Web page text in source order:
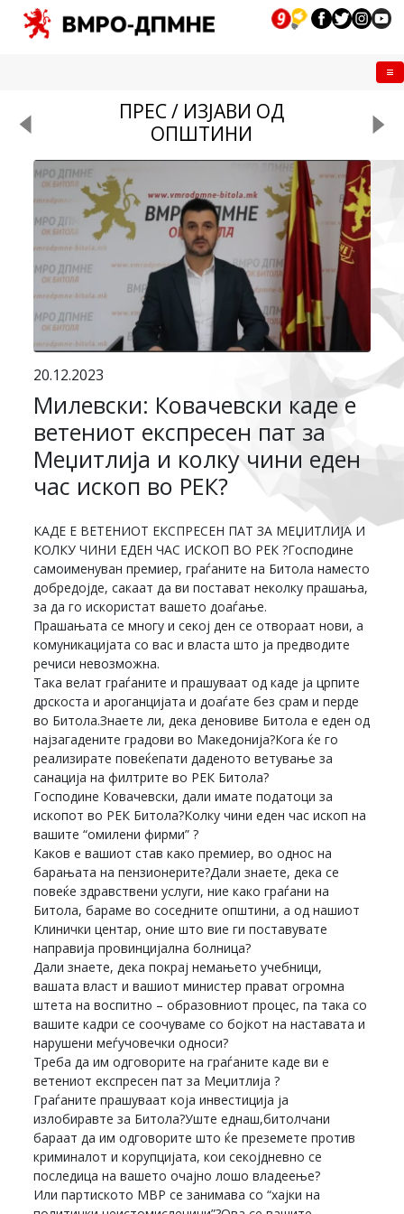
ПРЕС / ИЗЈАВИ ОД
ОПШТИНИ
20.12.2023
Милевски: Ковачевски каде е
ветениот експресен пат за
Меџитлија и колку чини еден
час ископ во РЕК?
КАДЕ Е ВЕТЕНИОТ ЕКСПРЕСЕН ПАТ ЗА МЕЏИТЛИЈА И
КОЛКУ ЧИНИ ЕДЕН ЧАС ИСКОП ВО РЕК ?Господине
самоименуван премиер, граѓаните на Битола наместо
добредојде, сакаат да ви постават неколку прашања,
за да го искористат вашето доаѓање.
Прашањата се многу и секој ден се отвораат нови, а
комуникацијата со вас и власта што ја предводите
речиси невозможна.
Така велат граѓаните и прашуваат од каде ја црпите
дрскоста и ароганцијата и доаѓате без срам и перде
во Битола.Знаете ли, дека деновиве Битола е еден од
најзагадените градови во Македонија?Кога ќе го
реализирате повеќепати даденото ветување за
санација на филтрите во РЕК Битола?
Господине Ковачевски, дали имате податоци за
ископот во РЕК Битола?Колку чини еден час ископ на
вашите “омилени фирми” ?
Каков е вашиот став како премиер, во однос на
барањата на пензионерите?Дали знаете, дека се
повеќе здравствени услуги, ние како граѓани на
Битола, бараме во соседните општини, а од нашиот
Клинички центар, оние што вие ги поставувате
направија провинцијална болница?
Дали знаете, дека покрај немањето учебници,
вашата власт и вашиот министер прават огромна
штета на воспитно – образовниот процес, па така со
вашите кадри се соочуваме со бојкот на наставата и
нарушени меѓучовечки односи?
Треба да им одговорите на граѓаните каде ви е
ветениот експресен пат за Меџитлија ?
Граѓаните прашуваат која инвестиција ја
излобиравте за Битола?Уште еднаш,битолчани
бараат да им одговорите што ќе преземете против
криминалот и корупцијата, кои секојдневно се
последица на вашето очајно лошо владеење?
Или партиското МВР се занимава со “хајки на